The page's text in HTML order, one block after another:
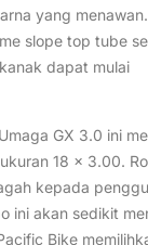
yang
slope top tube
dapat mulai
GX 3.0 ini
18 x 3.00.
kepada
ini akan sedikit
Bike